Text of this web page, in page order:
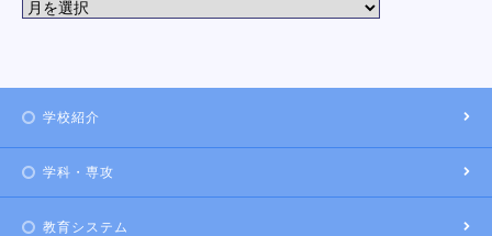
学校紹介
学科・専攻
教育システム